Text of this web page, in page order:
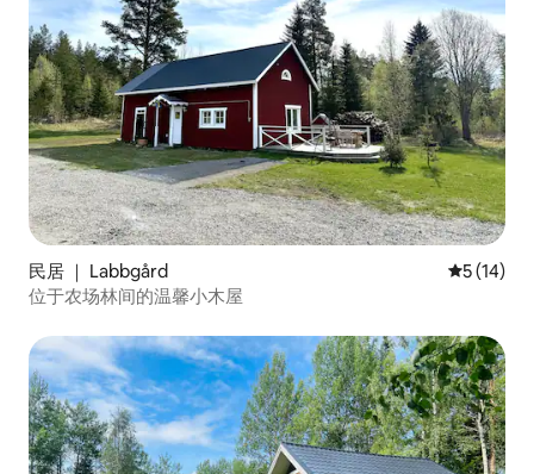
民居 ｜ Labbgård 平均评分
5 (14)
位于农场林间的温馨小木屋